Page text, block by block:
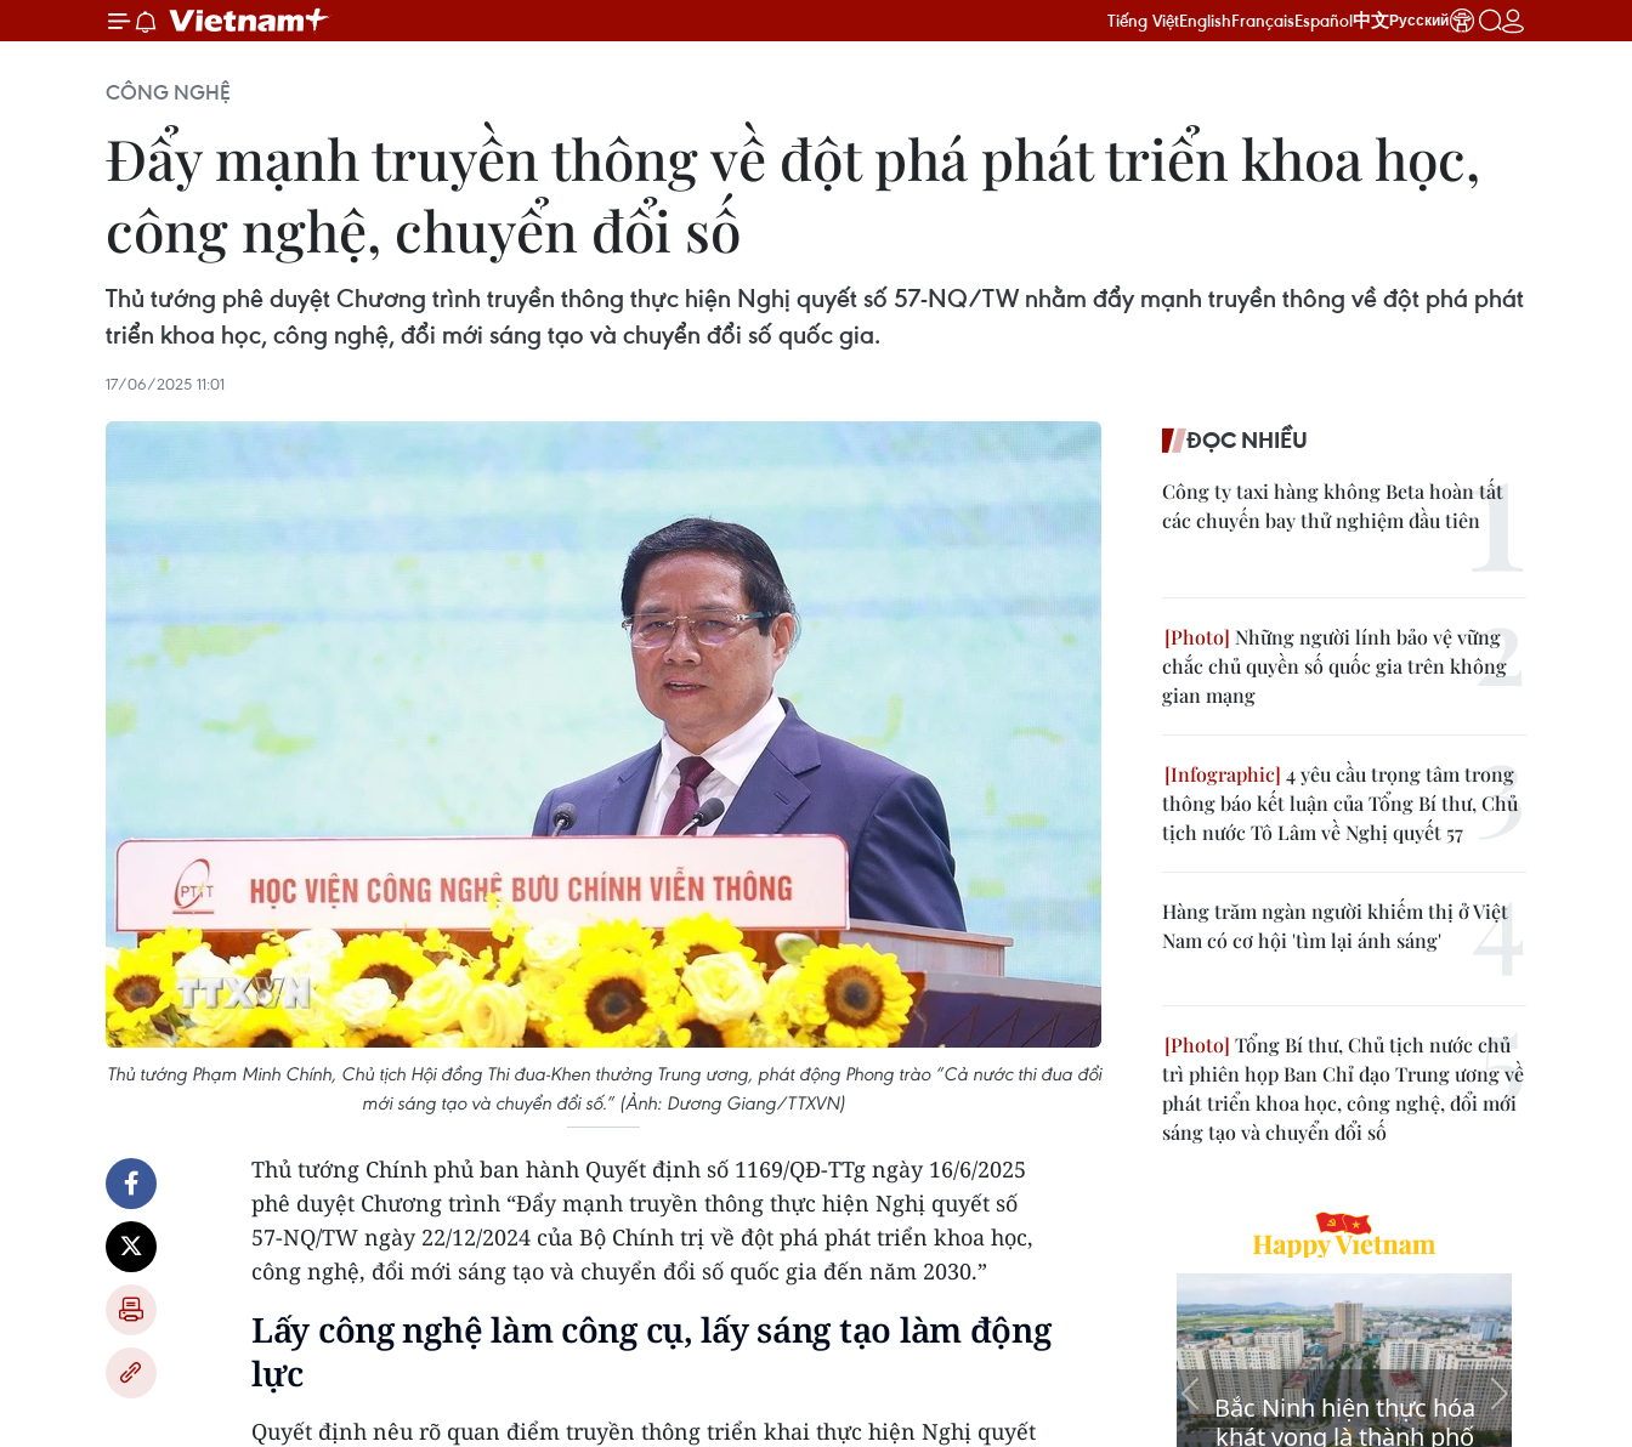
Tiếng ViệtEnglishFrançaisEspañol中文Русский
CÔNG NGHỆ
Đẩy mạnh truyền thông về đột phá phát triển khoa học,
công nghệ, chuyển đổi số
Thủ tướng phê duyệt Chương trình truyền thông thực hiện Nghị quyết số 57-NQ/TW nhằm đẩy mạnh truyền thông về đột phá phát
triển khoa học, công nghệ, đổi mới sáng tạo và chuyển đổi số quốc gia.
17/06/2025 11:01
Thủ tướng Phạm Minh Chính, Chủ tịch Hội đồng Thi đua-Khen thưởng Trung ương, phát động Phong trào “Cả nước thi đua đổi
mới sáng tạo và chuyển đổi số.” (Ảnh: Dương Giang/TTXVN)
Thủ tướng Chính phủ ban hành Quyết định số 1169/QĐ-TTg ngày 16/6/2025
phê duyệt Chương trình “Đẩy mạnh truyền thông thực hiện Nghị quyết số
57-NQ/TW ngày 22/12/2024 của Bộ Chính trị về đột phá phát triển khoa học,
công nghệ, đổi mới sáng tạo và chuyển đổi số quốc gia đến năm 2030.”
Lấy công nghệ làm công cụ, lấy sáng tạo làm động
lực
Quyết định nêu rõ quan điểm truyền thông triển khai thực hiện Nghị quyết
ĐỌC NHIỀU
Công ty taxi hàng không Beta hoàn tất
các chuyến bay thử nghiệm đầu tiên
Những người lính bảo vệ vững
chắc chủ quyền số quốc gia trên không
gian mạng
4 yêu cầu trọng tâm trong
thông báo kết luận của Tổng Bí thư, Chủ
tịch nước Tô Lâm về Nghị quyết 57
Hàng trăm ngàn người khiếm thị ở Việt
Nam có cơ hội 'tìm lại ánh sáng'
Tổng Bí thư, Chủ tịch nước chủ
trì phiên họp Ban Chỉ đạo Trung ương về
phát triển khoa học, công nghệ, đổi mới
sáng tạo và chuyển đổi số